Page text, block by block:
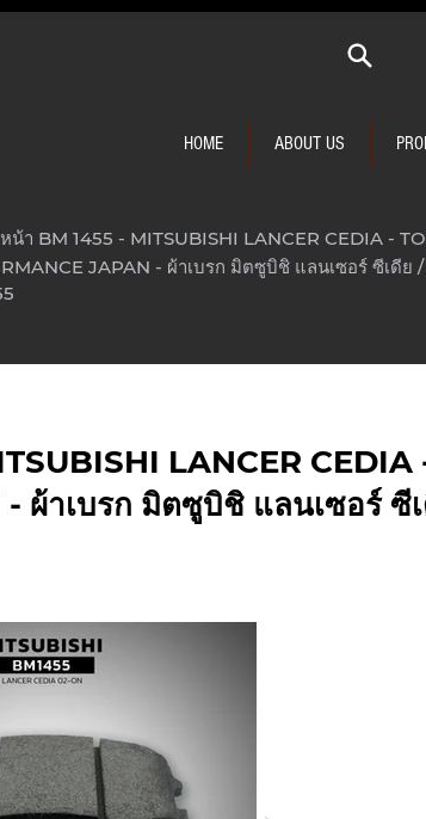
HOME ABOUT US
น้า BM 1455 - MITSUBISHI LANCER CEDIA -
JAPAN - ผ้าเบรก มิตซูบิชิ แลนเซอร์ ซีเดีย
LANCER CEDIA
ผ้าเบรก มิตซูบิชิ แลนเซอร์ ซี